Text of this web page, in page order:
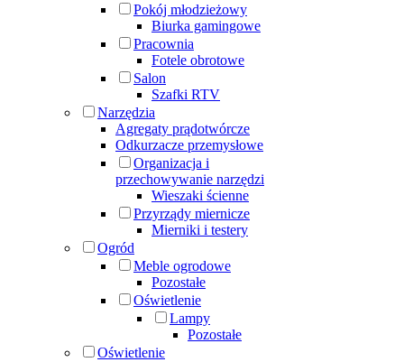
Pokój młodzieżowy
Biurka gamingowe
Pracownia
Fotele obrotowe
Salon
Szafki RTV
Narzędzia
Agregaty prądotwórcze
Odkurzacze przemysłowe
Organizacja i
przechowywanie narzędzi
Wieszaki ścienne
Przyrządy miernicze
Mierniki i testery
Ogród
Meble ogrodowe
Pozostałe
Oświetlenie
Lampy
Pozostałe
Oświetlenie